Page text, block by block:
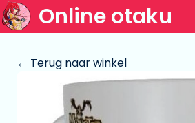
Online otaku
← Terug naar winkel